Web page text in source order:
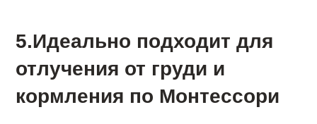
5.Идеально подходит для
отлучения от груди и
кормления по Монтессори